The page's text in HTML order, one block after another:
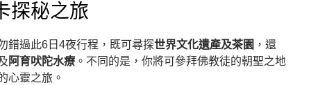
探秘之旅
錯過此6日4夜行程，既可尋探世界文化遺產及茶園 ，還
阿育吠陀水療 。不同的是，你將可參拜佛教徒的朝聖之地
心靈之旅。